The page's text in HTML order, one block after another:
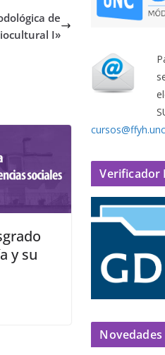
de
I»
y su
Verificador
Novedades